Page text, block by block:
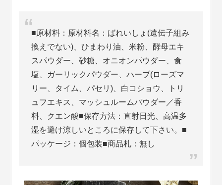
■原材料：原材料名：ばれいしょ(遺伝子組み
換えでない)、ひまわり油、米粉、酵母エキ
スパウダー、砂糖、オニオンパウダー、食
塩、ガーリックパウダー、ハーブ(ローズマ
リー、タイム、パセリ)、白コショウ、トリ
ュフエキス、マッシュルームパウダー／香
料、クエン酸■保存方法：直射日光、高温多
湿を避け涼しいところに保存して下さい。■
パッケージ：個包装■商品札：無し